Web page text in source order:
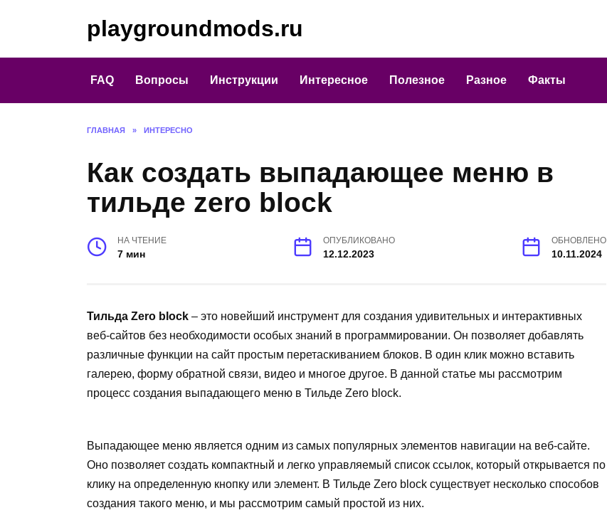
playgroundmods.ru
FAQ Вопросы Инструкции Интересное Полезное Разное Факты
ГЛАВНАЯ » ИНТЕРЕСНО
Как создать выпадающее меню в
тильде zero block
НА ЧТЕНИЕ
7 мин
ОПУБЛИКОВАНО
12.12.2023
ОБНОВЛЕНО
10.11.2024
Тильда Zero block – это новейший инструмент для создания удивительных и интерактивных
веб-сайтов без необходимости особых знаний в программировании. Он позволяет добавлять
различные функции на сайт простым перетаскиванием блоков. В один клик можно вставить
галерею, форму обратной связи, видео и многое другое. В данной статье мы рассмотрим
процесс создания выпадающего меню в Тильде Zero block.
Выпадающее меню является одним из самых популярных элементов навигации на веб-сайте.
Оно позволяет создать компактный и легко управляемый список ссылок, который открывается по
клику на определенную кнопку или элемент. В Тильде Zero block существует несколько способов
создания такого меню, и мы рассмотрим самый простой из них.